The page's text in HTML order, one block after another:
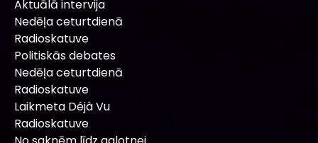
Aktuālā intervija
Nedēļa ceturtdienā
Radioskatuve
Politiskās debates
Nedēļa ceturtdienā
Radioskatuve
Laikmeta Déjà Vu
Radioskatuve